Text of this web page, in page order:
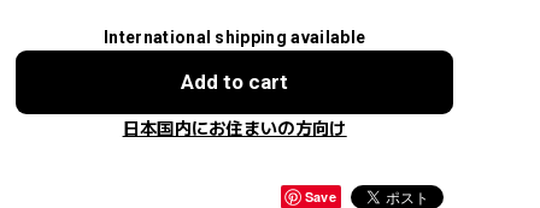
International shipping available
Add to cart
日本国内にお住まいの方向け
Save